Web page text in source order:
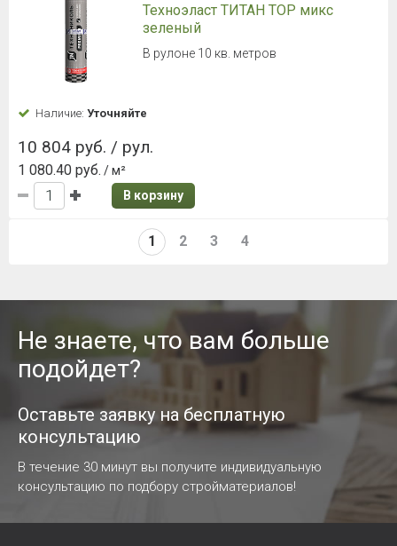
Техноэласт ТИТАН TOP микс
зеленый
В рулоне 10 кв. метров
Наличие: Уточняйте
10 804 руб. / рул.
1 080.40 руб. / м²
В корзину
1 2 3 4
Не знаете, что вам больше
подойдет?
Оставьте заявку на бесплатную
консультацию
В течение 30 минут вы получите индивидуальную
консультацию по подбору стройматериалов!